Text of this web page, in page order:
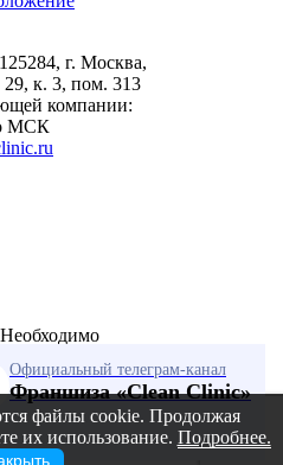
г. Москва,
к. 3, пом. 313
компании:
МСК
Управляющей
Продактс»)
персональных данных
Официальный телеграм-канал
Франшиза «Clean Clinic»
файлы cookie. Продолжая
их использование. Подробнее.